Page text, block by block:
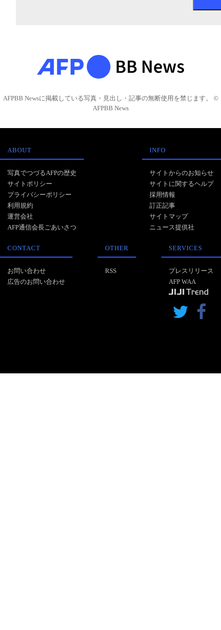
AFPBB Newsに掲載している写真・見出し・記事の無断使用を禁じます。 ©
AFPBB News
ABOUT
写真でつづるAFPの歴史
サイトポリシー
プライバシーポリシー
利用規約
運営会社
AFP通信会長ごあいさつ
INFO
サイトからのお知らせ
サイトに関するヘルプ
採用情報
訂正記事
サイトマップ
ニュース提供社
CONTACT
お問い合わせ
広告のお問い合わせ
OTHER
RSS
SERVICES
プレスリリース
AFP WAA